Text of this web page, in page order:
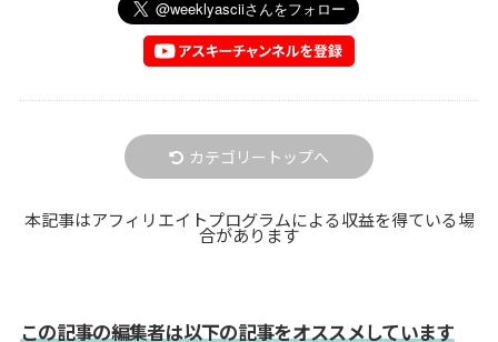
カテゴリートップへ
本記事はアフィリエイトプログラムによる収益を得ている場
合があります
この記事の編集者は以下の記事をオススメしています